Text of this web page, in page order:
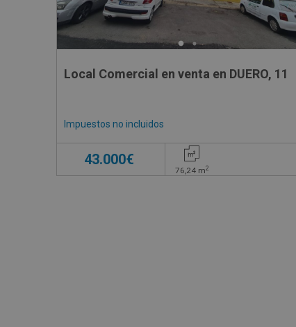
Local Comercial en venta en DUERO, 11
Impuestos no incluidos
43.000€
76,24 m2